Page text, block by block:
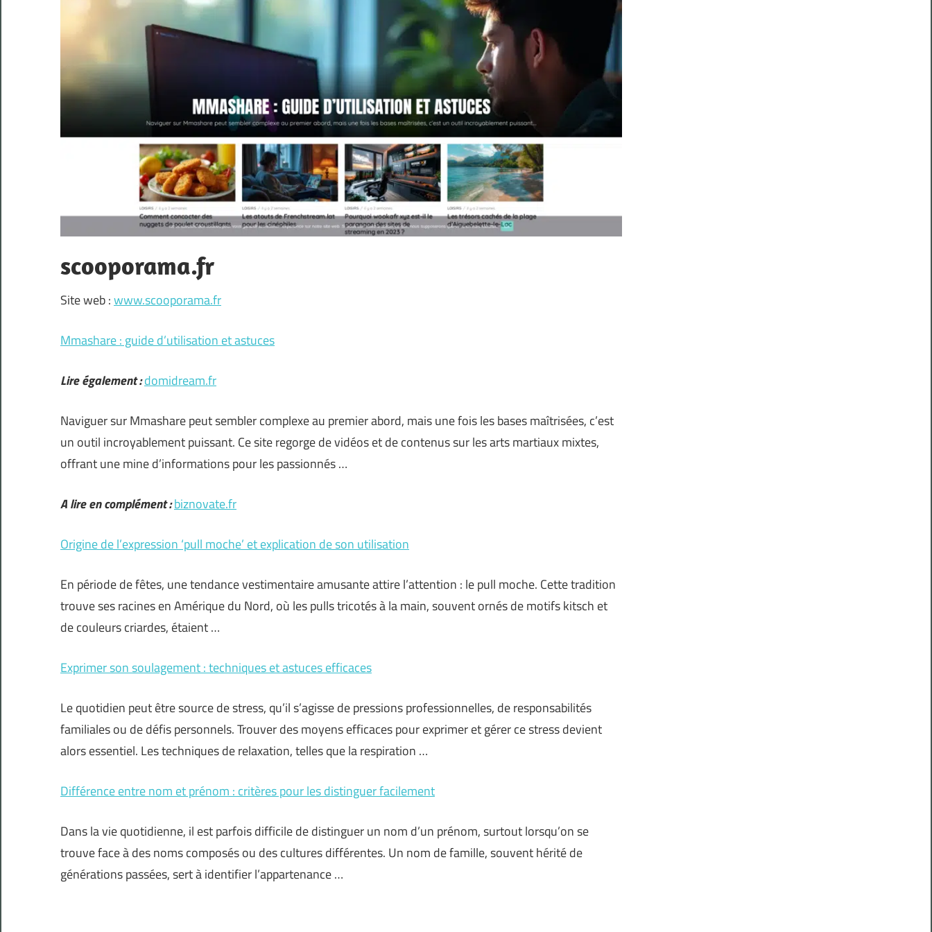
scooporama.fr
Site web :www.scooporama.fr
Mmashare : guide d’utilisation et astuces
Lire également :domidream.fr
Naviguer sur Mmashare peut sembler complexe au premier abord, mais une fois les bases maîtrisées, c’est
un outil incroyablement puissant. Ce site regorge de vidéos et de contenus sur les arts martiaux mixtes,
offrant une mine d’informations pour les passionnés …
A lire en complément :biznovate.fr
Origine de l’expression ‘pull moche’ et explication de son utilisation
En période de fêtes, une tendance vestimentaire amusante attire l’attention : le pull moche. Cette tradition
trouve ses racines en Amérique du Nord, où les pulls tricotés à la main, souvent ornés de motifs kitsch et
de couleurs criardes, étaient …
Exprimer son soulagement : techniques et astuces efficaces
Le quotidien peut être source de stress, qu’il s’agisse de pressions professionnelles, de responsabilités
familiales ou de défis personnels. Trouver des moyens efficaces pour exprimer et gérer ce stress devient
alors essentiel. Les techniques de relaxation, telles que la respiration …
Différence entre nom et prénom : critères pour les distinguer facilement
Dans la vie quotidienne, il est parfois difficile de distinguer un nom d’un prénom, surtout lorsqu’on se
trouve face à des noms composés ou des cultures différentes. Un nom de famille, souvent hérité de
générations passées, sert à identifier l’appartenance …